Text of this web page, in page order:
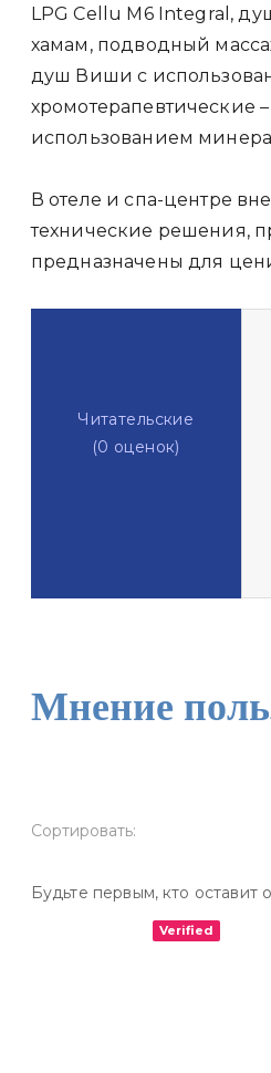
LPG Cellu M6 Integral,
хамам, подводный
душ Виши с
хромотерапевтические
использованием
В отеле и спа-центре
технические решения,
предназначены для
Читательские
(0 оценок)
Мнение
Сортировать:
Будьте первым, кто оставит
Verified